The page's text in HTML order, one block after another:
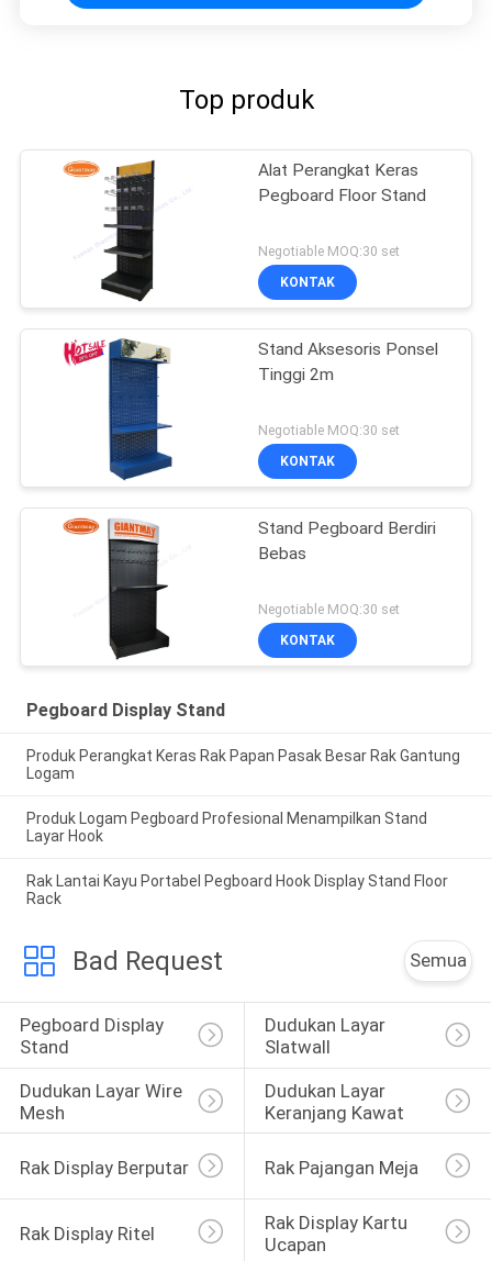
Top produk
Alat Perangkat Keras
Pegboard Floor Stand
Negotiable MOQ:30 set
KONTAK
Stand Aksesoris Ponsel
Tinggi 2m
Negotiable MOQ:30 set
KONTAK
Stand Pegboard Berdiri
Bebas
Negotiable MOQ:30 set
KONTAK
Pegboard Display Stand
Produk Perangkat Keras Rak Papan Pasak Besar Rak Gantung
Logam
Produk Logam Pegboard Profesional Menampilkan Stand
Layar Hook
Rak Lantai Kayu Portabel Pegboard Hook Display Stand Floor
Rack
Bad Request Semua
Pegboard Display
Stand
Dudukan Layar
Slatwall
Dudukan Layar Wire
Mesh
Dudukan Layar
Keranjang Kawat
Rak Display Berputar Rak Pajangan Meja
Rak Display Ritel
Rak Display Kartu
Ucapan